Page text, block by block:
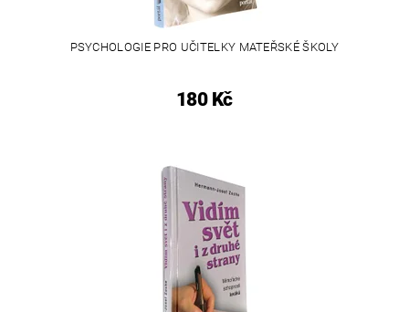
PSYCHOLOGIE PRO UČITELKY MATEŘSKÉ ŠKOLY
180 Kč